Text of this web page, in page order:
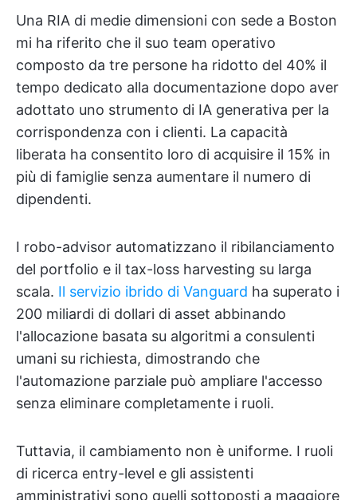
Una RIA di medie dimensioni con sede a Boston
mi ha riferito che il suo team operativo
composto da tre persone ha ridotto del 40% il
tempo dedicato alla documentazione dopo aver
adottato uno strumento di IA generativa per la
corrispondenza con i clienti. La capacità
liberata ha consentito loro di acquisire il 15% in
più di famiglie senza aumentare il numero di
dipendenti.
I robo-advisor automatizzano il ribilanciamento
del portfolio e il tax-loss harvesting su larga
scala. Il servizio ibrido di Vanguard ha superato i
200 miliardi di dollari di asset abbinando
l'allocazione basata su algoritmi a consulenti
umani su richiesta, dimostrando che
l'automazione parziale può ampliare l'accesso
senza eliminare completamente i ruoli.
Tuttavia, il cambiamento non è uniforme. I ruoli
di ricerca entry-level e gli assistenti
amministrativi sono quelli sottoposti a maggiore